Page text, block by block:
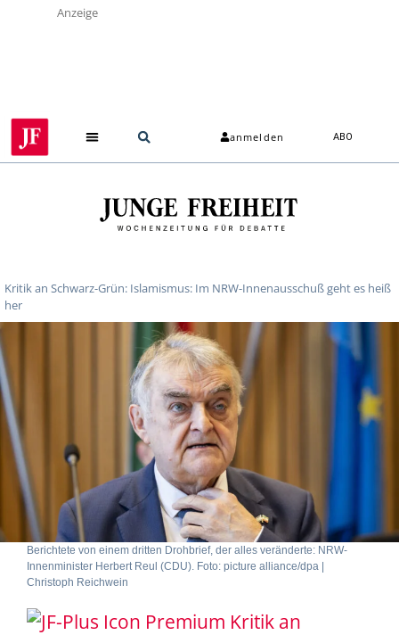
Anzeige
anmelden ABO
Kritik an Schwarz-Grün: Islamismus: Im NRW-Innenausschuß geht es heiß
her
Berichtete von einem dritten Drohbrief, der alles veränderte: NRW-
Innenminister Herbert Reul (CDU). Foto: picture alliance/dpa |
Christoph Reichwein
Kritik an